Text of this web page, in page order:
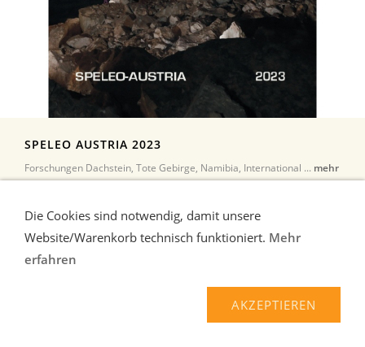
SPELEO AUSTRIA 2023
Forschungen Dachstein, Tote Gebirge, Namibia, International ... mehr
Die Cookies sind notwendig, damit unsere
Website/Warenkorb technisch funktioniert. Mehr
erfahren
AKZEPTIEREN